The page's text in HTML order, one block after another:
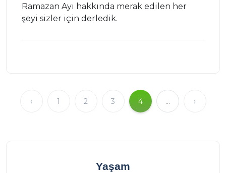
Ramazan Ayı hakkında merak edilen her
şeyi sizler için derledik.
‹ 1 2 3 4 ... ›
Yaşam